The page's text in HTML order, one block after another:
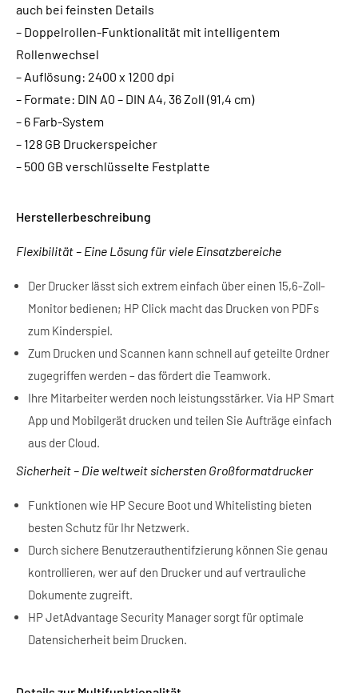
auch bei feinsten Details
– Doppelrollen-Funktionalität mit intelligentem
Rollenwechsel
– Auflösung: 2400 x 1200 dpi
– Formate: DIN A0 – DIN A4, 36 Zoll (91,4 cm)
– 6 Farb-System
– 128 GB Druckerspeicher
– 500 GB verschlüsselte Festplatte
Herstellerbeschreibung
Flexibilität – Eine Lösung für viele Einsatzbereiche
Der Drucker lässt sich extrem einfach über einen 15,6-Zoll-
Monitor bedienen; HP Click macht das Drucken von PDFs
zum Kinderspiel.
Zum Drucken und Scannen kann schnell auf geteilte Ordner
zugegriffen werden – das fördert die Teamwork.
Ihre Mitarbeiter werden noch leistungsstärker. Via HP Smart
App und Mobilgerät drucken und teilen Sie Aufträge einfach
aus der Cloud.
Sicherheit – Die weltweit sichersten Großformatdrucker
Funktionen wie HP Secure Boot und Whitelisting bieten
besten Schutz für Ihr Netzwerk.
Durch sichere Benutzerauthentifzierung können Sie genau
kontrollieren, wer auf den Drucker und auf vertrauliche
Dokumente zugreift.
HP JetAdvantage Security Manager sorgt für optimale
Datensicherheit beim Drucken.